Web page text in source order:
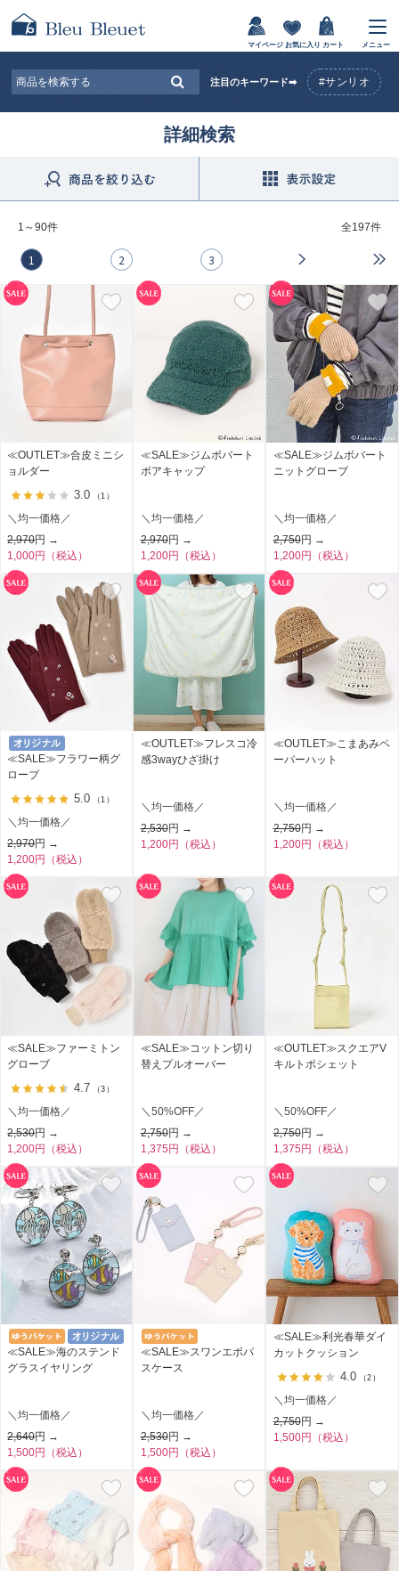
マイページ お気に入り カート メニュー
注目のキーワード➡ #サンリオ
詳細検索
1～90件 全197件
1 2 3
≪OUTLET≫合皮ミニシ
ョルダー
3.0 （1）
＼均一価格／
2,970円 →
1,000円（税込）
≪SALE≫ジムボバート
ボアキャップ
＼均一価格／
2,970円 →
1,200円（税込）
≪SALE≫ジムボバート
ニットグローブ
＼均一価格／
2,750円 →
1,200円（税込）
≪SALE≫フラワー柄グ
ローブ
5.0 （1）
＼均一価格／
2,970円 →
1,200円（税込）
≪OUTLET≫フレスコ冷
感3wayひざ掛け
＼均一価格／
2,530円 →
1,200円（税込）
≪OUTLET≫こまあみペ
ーパーハット
＼均一価格／
2,750円 →
1,200円（税込）
≪SALE≫ファーミトン
グローブ
4.7 （3）
＼均一価格／
2,530円 →
1,200円（税込）
≪SALE≫コットン切り
替えプルオーバー
＼50%OFF／
2,750円 →
1,375円（税込）
≪OUTLET≫スクエアV
キルトポシェット
＼50%OFF／
2,750円 →
1,375円（税込）
≪SALE≫海のステンド
グラスイヤリング
＼均一価格／
2,640円 →
1,500円（税込）
≪SALE≫スワンエポパ
スケース
＼均一価格／
2,530円 →
1,500円（税込）
≪SALE≫利光春華ダイ
カットクッション
4.0 （2）
＼均一価格／
2,750円 →
1,500円（税込）